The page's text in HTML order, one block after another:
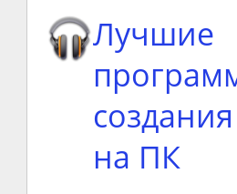
Лучшие
на ПК